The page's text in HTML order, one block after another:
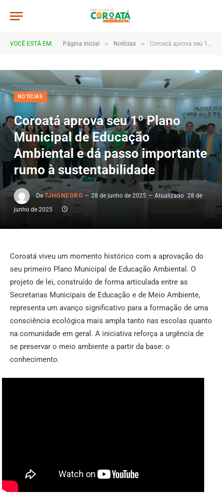
VOCÊ ESTÁ EM: Página Inicial » Notícias » Coroatá aprova seu 1º Plano Municipal de Educação Ambiental e dá passo importante rumo à sustentabilidade
NOTÍCIAS
Coroatá aprova seu 1º Plano
Municipal de Educação
Ambiental e dá passo importante
rumo à sustentabilidade
De TJHONEGRO 28 de junho de 2025 Atualizado 28 de
junho de 2025
Coroatá viveu um momento histórico com a aprovação do
seu primeiro Plano Municipal de Educação Ambiental. O
projeto de lei, construído de forma articulada entre as
Secretarias Municipais de Educação e de Meio Ambiente,
representa um avanço significativo para a formação de uma
consciência ecológica mais ampla tanto nas escolas quanto
na comunidade em geral. A iniciativa reforça a urgência de
se preservar o meio ambiente a partir da base: o
conhecimento.